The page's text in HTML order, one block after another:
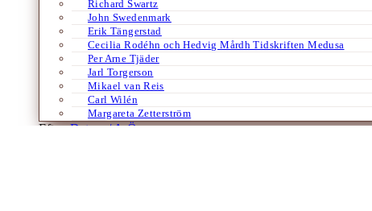
Richard Swartz
John Swedenmark
Erik Tängerstad
Cecilia Rodéhn och Hedvig Mårdh Tidskriften Medusa
Per Arne Tjäder
Jarl Torgerson
Mikael van Reis
Carl Wilén
Margareta Zetterström
Efter:Datum /A-Ö